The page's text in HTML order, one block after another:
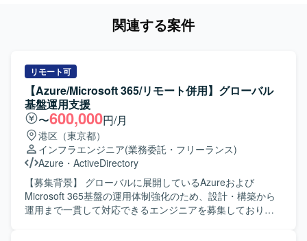
関連する案件
リモート可
【Azure/Microsoft 365/リモート併用】グローバル
基盤運用支援
〜600,000円/月
港区（東京都）
インフラエンジニア(業務委託・フリーランス)
Azure ・ ActiveDirectory
【募集背景】 グローバルに展開しているAzureおよび
Microsoft 365基盤の運用体制強化のため、設計・構築から
運用まで一貫して対応できるエンジニアを募集しておりま